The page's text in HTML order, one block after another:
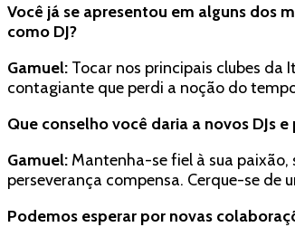
Você já se apresentou em alguns dos
como DJ?
Gamuel: Tocar nos principais clubes
contagiante que perdi a noção do
Que conselho você daria a novos DJs
Gamuel: Mantenha-se fiel à sua
perseverança compensa. Cerque-se de
Podemos esperar por novas